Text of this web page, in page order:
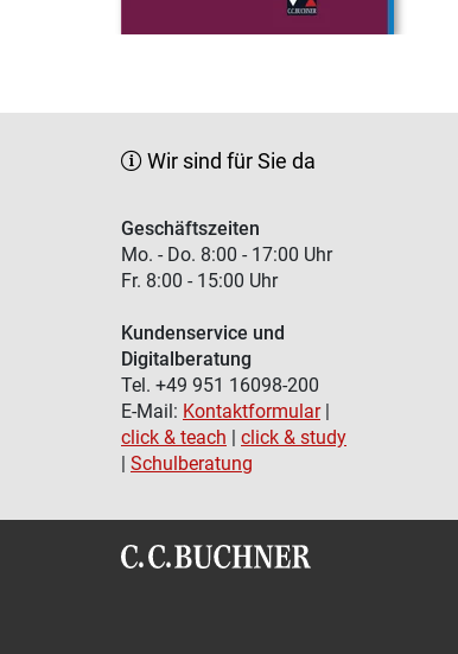
Wir sind für Sie da
Geschäftszeiten
Mo. - Do. 8:00 - 17:00 Uhr
Fr. 8:00 - 15:00 Uhr
Kundenservice und
Digitalberatung
Tel. +49 951 16098-200
E-Mail: Kontaktformular|
click & teach | click & study
| Schulberatung